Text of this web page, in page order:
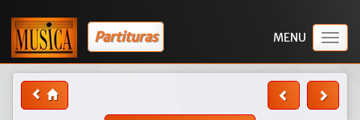
Partituras